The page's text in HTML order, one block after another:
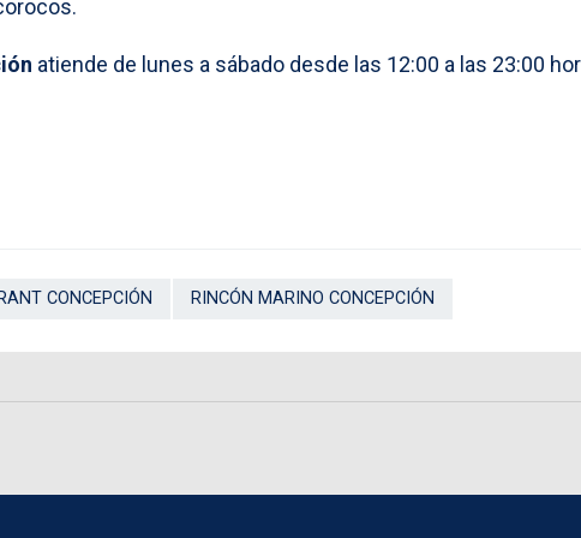
atiende de lunes a sábado desde las 12:00 a las 23:00
CONCEPCIÓN RINCÓN MARINO CONCEPCIÓN